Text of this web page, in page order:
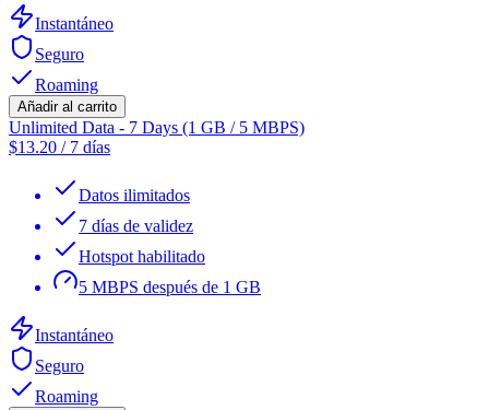
Instantáneo
Seguro
Roaming
Añadir al carrito
Unlimited Data - 7 Days (1 GB / 5 MBPS)
$13.20 / 7 días
Datos ilimitados
7 días de validez
Hotspot habilitado
5 MBPS después de 1 GB
Instantáneo
Seguro
Roaming